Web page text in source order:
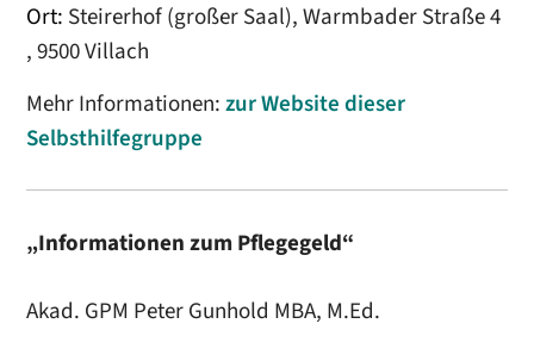
Ort: Steirerhof (großer Saal), Warmbader Straße 4
, 9500 Villach
Mehr Informationen:zur Website dieser
Selbsthilfegruppe
„Informationen zum Pflegegeld“
Akad. GPM Peter Gunhold MBA, M.Ed.